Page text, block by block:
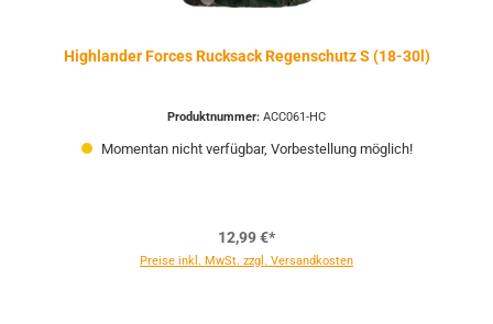
Highlander Forces Rucksack Regenschutz S (18-30l)
Produktnummer: ACC061-HC
Momentan nicht verfügbar, Vorbestellung möglich!
12,99 €*
Preise inkl. MwSt. zzgl. Versandkosten